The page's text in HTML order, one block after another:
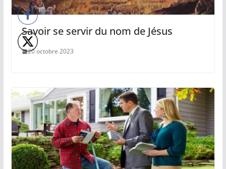
Savoir se servir du nom de Jésus
20 octobre 2023